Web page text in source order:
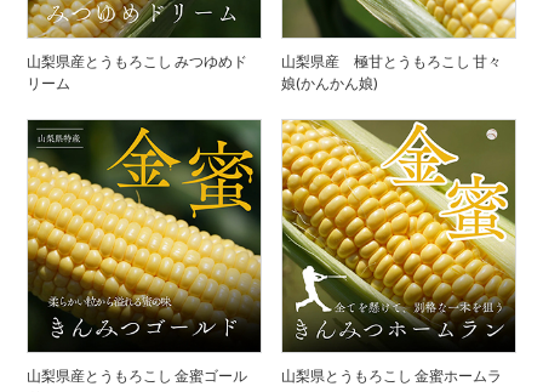
山梨県産とうもろこし みつゆめド
リーム
山梨県産 極甘とうもろこし 甘々
娘(かんかん娘)
山梨県産とうもろこし 金蜜ゴール
山梨県とうもろこし 金蜜ホームラ